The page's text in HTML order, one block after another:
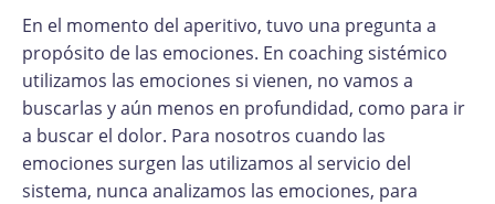
En el momento del aperitivo, tuvo una pregunta a
propósito de las emociones. En coaching sistémico
utilizamos las emociones si vienen, no vamos a
buscarlas y aún menos en profundidad, como para ir
a buscar el dolor. Para nosotros cuando las
emociones surgen las utilizamos al servicio del
sistema, nunca analizamos las emociones, para